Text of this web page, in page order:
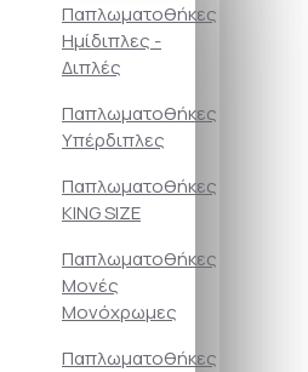
Παπλωματοθήκες
Ημίδιπλες -
Διπλές
Παπλωματοθήκες
Υπέρδιπλες
Παπλωματοθήκες
KING SIZE
Παπλωματοθήκες
Μονές
Μονόχρωμες
Παπλωματοθήκες